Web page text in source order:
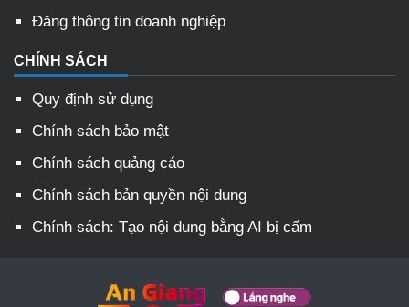
Đăng thông tin doanh nghiệp
CHÍNH SÁCH
Quy định sử dụng
Chính sách bảo mật
Chính sách quảng cáo
Chính sách bản quyền nội dung
Chính sách: Tạo nội dung bằng AI bị cấm